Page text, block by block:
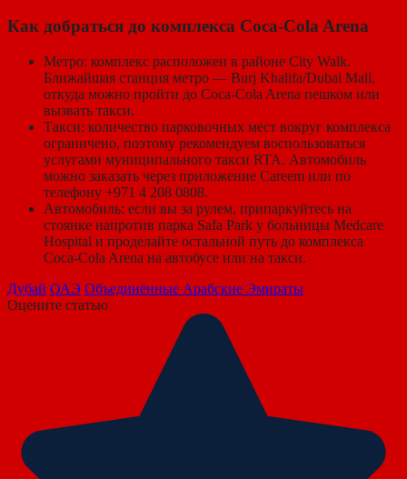
Как добраться до комплекса Coca-Cola Arena
Метро: комплекс расположен в районе City Walk.
Ближайшая станция метро ― Burj Khalifa/Dubai Mall,
откуда можно пройти до Coca-Cola Arena пешком или
вызвать такси.
Такси: количество парковочных мест вокруг комплекса
ограничено, поэтому рекомендуем воспользоваться
услугами муниципального такси RTA. Автомобиль
можно заказать через приложение Careem или по
телефону +971 4 208 0808.
Автомобиль: если вы за рулем, припаркуйтесь на
стоянке напротив парка Safa Park у больницы Medcare
Hospital и проделайте остальной путь до комплекса
Coca-Cola Arena на автобусе или на такси.
Дубай ОАЭ Объединённые Арабские Эмираты
Оцените статью